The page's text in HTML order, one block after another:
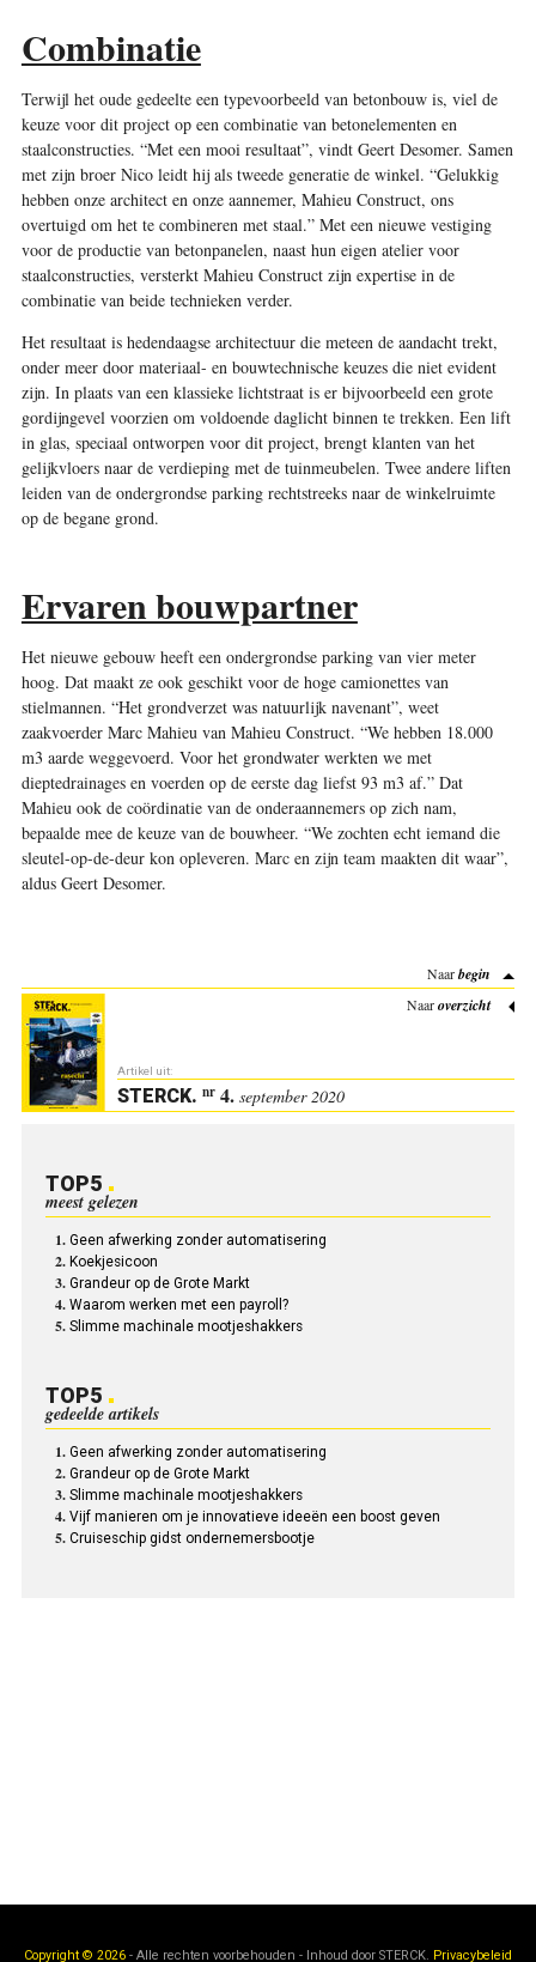
Combinatie
Terwijl het oude gedeelte een typevoorbeeld van betonbouw is, viel de
keuze voor dit project op een combinatie van betonelementen en
staalconstructies. “Met een mooi resultaat”, vindt Geert Desomer. Samen
met zijn broer Nico leidt hij als tweede generatie de winkel. “Gelukkig
hebben onze architect en onze aannemer, Mahieu Construct, ons
overtuigd om het te combineren met staal.” Met een nieuwe vestiging
voor de productie van betonpanelen, naast hun eigen atelier voor
staalconstructies, versterkt Mahieu Construct zijn expertise in de
combinatie van beide technieken verder.
Het resultaat is hedendaagse architectuur die meteen de aandacht trekt,
onder meer door materiaal- en bouwtechnische keuzes die niet evident
zijn. In plaats van een klassieke lichtstraat is er bijvoorbeeld een grote
gordijngevel voorzien om voldoende daglicht binnen te trekken. Een lift
in glas, speciaal ontworpen voor dit project, brengt klanten van het
gelijkvloers naar de verdieping met de tuinmeubelen. Twee andere liften
leiden van de ondergrondse parking rechtstreeks naar de winkelruimte
op de begane grond.
Ervaren bouwpartner
Het nieuwe gebouw heeft een ondergrondse parking van vier meter
hoog. Dat maakt ze ook geschikt voor de hoge camionettes van
stielmannen. “Het grondverzet was natuurlijk navenant”, weet
zaakvoerder Marc Mahieu van Mahieu Construct. “We hebben 18.000
m3 aarde weggevoerd. Voor het grondwater werkten we met
dieptedrainages en voerden op de eerste dag liefst 93 m3 af.” Dat
Mahieu ook de coördinatie van de onderaannemers op zich nam,
bepaalde mee de keuze van de bouwheer. “We zochten echt iemand die
sleutel-op-de-deur kon opleveren. Marc en zijn team maakten dit waar”,
aldus Geert Desomer.
Naarbegin
Naaroverzicht
Artikel uit:
STERCK. nr4. september 2020
TOP5
meest gelezen
Geen afwerking zonder automatisering
Koekjesicoon
Grandeur op de Grote Markt
Waarom werken met een payroll?
Slimme machinale mootjeshakkers
TOP5
gedeelde artikels
Geen afwerking zonder automatisering
Grandeur op de Grote Markt
Slimme machinale mootjeshakkers
Vijf manieren om je innovatieve ideeën een boost geven
Cruiseschip gidst ondernemersbootje
Copyright © 2026 - Alle rechten voorbehouden - Inhoud door STERCK. Privacybeleid